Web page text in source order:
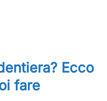
Ecco
fare